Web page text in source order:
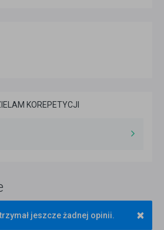
KOREPETYCJI
×
jeszcze żadnej opinii.